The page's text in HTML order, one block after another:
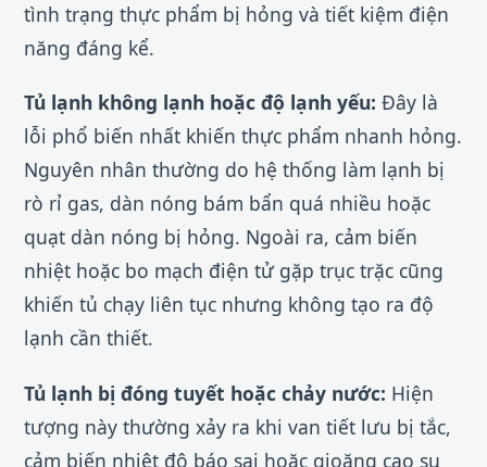
tình trạng thực phẩm bị hỏng và tiết kiệm điện
năng đáng kể.
Tủ lạnh không lạnh hoặc độ lạnh yếu: Đây là
lỗi phổ biến nhất khiến thực phẩm nhanh hỏng.
Nguyên nhân thường do hệ thống làm lạnh bị
rò rỉ gas, dàn nóng bám bẩn quá nhiều hoặc
quạt dàn nóng bị hỏng. Ngoài ra, cảm biến
nhiệt hoặc bo mạch điện tử gặp trục trặc cũng
khiến tủ chạy liên tục nhưng không tạo ra độ
lạnh cần thiết.
Tủ lạnh bị đóng tuyết hoặc chảy nước: Hiện
tượng này thường xảy ra khi van tiết lưu bị tắc,
cảm biến nhiệt độ báo sai hoặc gioăng cao su